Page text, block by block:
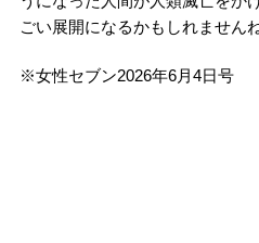
ごい展開になるかもしれませんね
※女性セブン2026年6月4日号